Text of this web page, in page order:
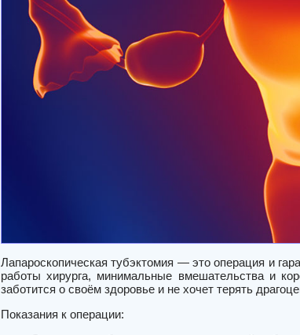
Лапароскопическая тубэктомия — это операция и
работы хирурга, минимальные вмешательства и
заботится о своём здоровье и не хочет терять
Показания к операции: